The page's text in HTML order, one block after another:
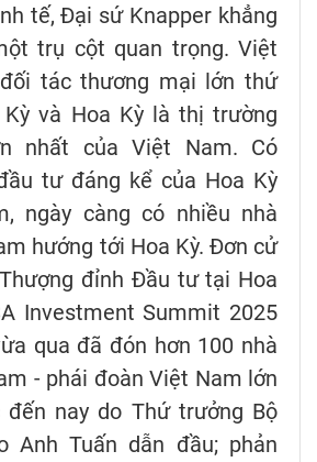
tế, Đại sứ Knapper khẳng
trụ cột quan trọng. Việt
tác thương mại lớn thứ
và Hoa Kỳ là thị trường
nhất của Việt Nam. Có
tư đáng kể của Hoa Kỳ
ngày càng có nhiều nhà
hướng tới Hoa Kỳ. Đơn cử
đỉnh Đầu tư tại Hoa
Investment Summit 2025
qua đã đón hơn 100 nhà
- phái đoàn Việt Nam lớn
nay do Thứ trưởng Bộ
Anh Tuấn dẫn đầu; phản